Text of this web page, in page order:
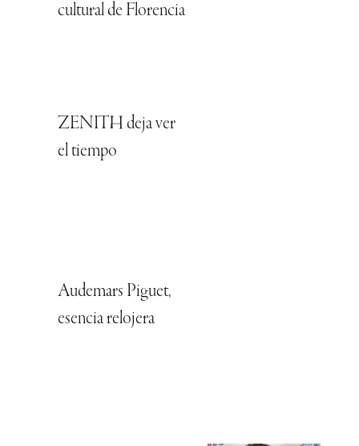
cultural de Florencia
ZENITH deja ver
el tiempo
Audemars Piguet,
esencia relojera